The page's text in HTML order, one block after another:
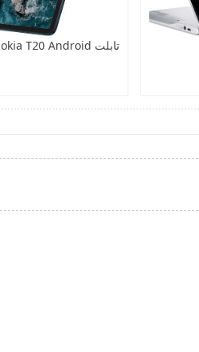
تابلت Nokia T20 Android